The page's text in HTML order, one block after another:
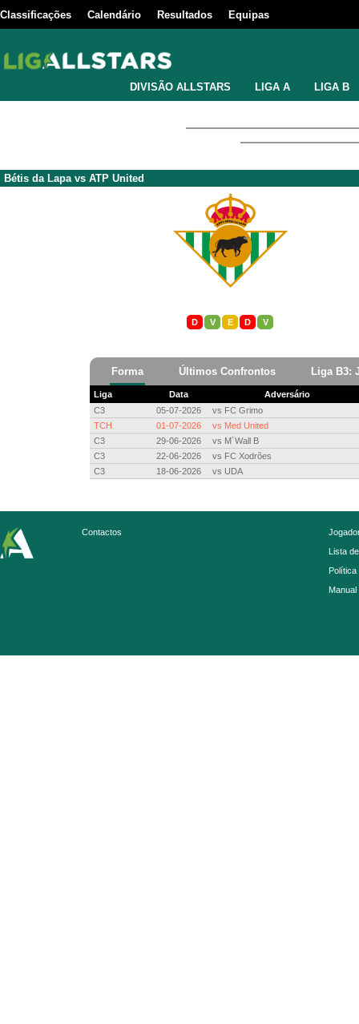
Classificações Calendário Resultados Equipas
DIVISÃO ALLSTARS LIGA A LIGA B
Bétis da Lapavs ATP United
D V E D V
Forma Últimos Confrontos Liga B3:
Liga Data
Adversário
C3
05-07-2026 vs FC Grimo
TCH
01-07-2026 vs Med United
C3
29-06-2026 vs M´Wall B
C3
22-06-2026 vs FC Xodrões
C3
18-06-2026 vs UDA
Contactos
Lista
Política